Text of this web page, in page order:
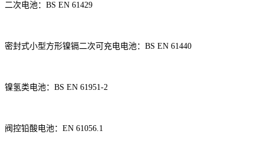
二次电池： BS EN 61429
密封式小型方形镍镉二次可充电电池： BS EN 61440
镍氢类电池： BS EN 61951-2
阀控铅酸电池： EN 61056.1